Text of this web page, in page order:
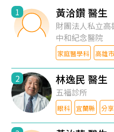
1 黃洽鑽 醫生
財團法人私立
中和紀念醫院
家庭醫學科 高雄市
2 林逸民 醫生
五福診所
眼科 宜蘭縣 分